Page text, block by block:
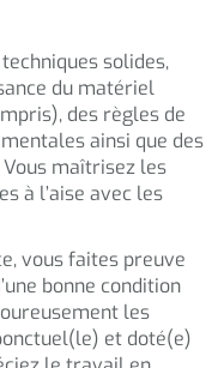
solides,
du matériel
des règles de
ainsi que des
maîtrisez les
à l’aise avec les
vous faites preuve
bonne condition
les
et doté(e)